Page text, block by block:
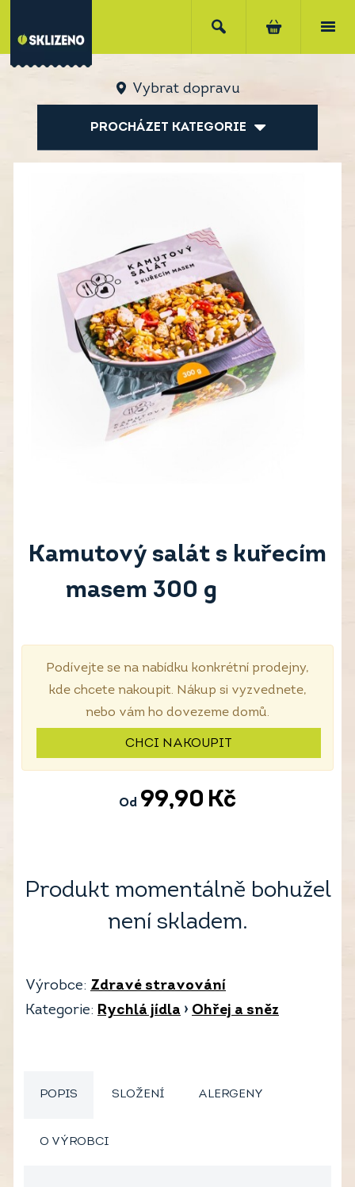
Vybrat dopravu
PROCHÁZET KATEGORIE
Kamutový salát s kuřecím
masem 300 g
Podívejte se na nabídku konkrétní prodejny,
kde chcete nakoupit. Nákup si vyzvednete,
nebo vám ho dovezeme domů.
CHCI NAKOUPIT
Od 99,90 Kč
Produkt momentálně bohužel
není skladem.
Výrobce: Zdravé stravování
Kategorie: Rychlá jídla › Ohřej a sněz
POPIS SLOŽENÍ ALERGENY
O VÝROBCI